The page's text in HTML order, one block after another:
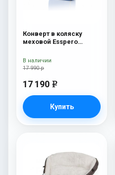
Конверт в коляску
меховой Esspero
(натуральная овчина)
Sky
17 990 р
17 190 e
Купить
В наличии